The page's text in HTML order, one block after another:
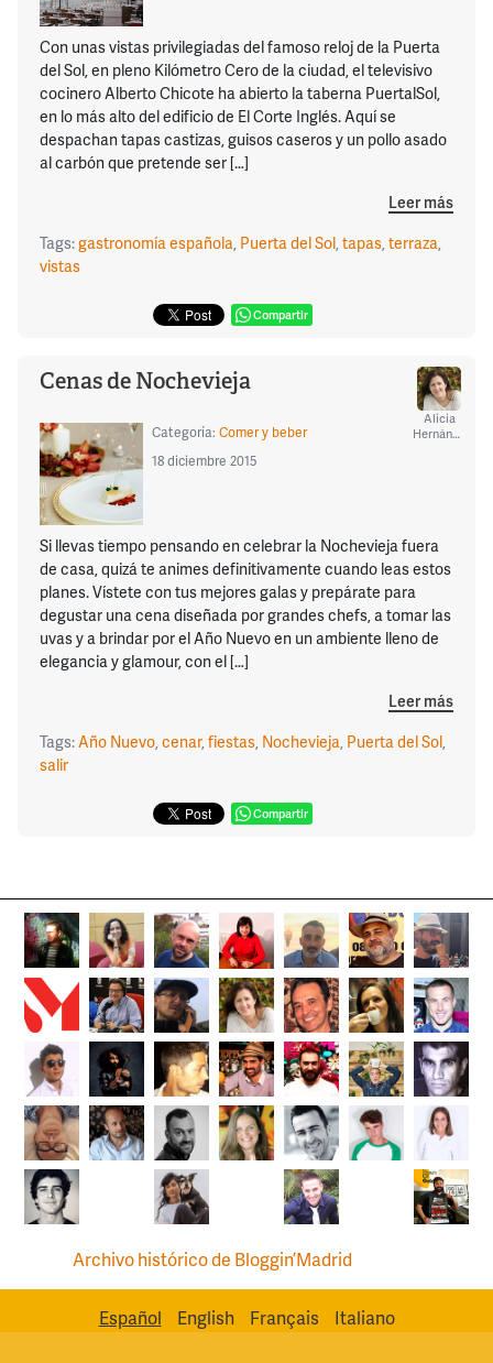
Con unas vistas privilegiadas del famoso reloj de la Puerta
del Sol, en pleno Kilómetro Cero de la ciudad, el televisivo
cocinero Alberto Chicote ha abierto la taberna PuertalSol,
en lo más alto del edificio de El Corte Inglés. Aquí se
despachan tapas castizas, guisos caseros y un pollo asado
al carbón que pretende ser […]
Leer más
Tags:gastronomía española Puerta del Sol tapas terraza
vistas
Compartir
Cenas de Nochevieja
Alicia
Hernández
Categoría: Comer y beber
18 diciembre 2015
Si llevas tiempo pensando en celebrar la Nochevieja fuera
de casa, quizá te animes definitivamente cuando leas estos
planes. Vístete con tus mejores galas y prepárate para
degustar una cena diseñada por grandes chefs, a tomar las
uvas y a brindar por el Año Nuevo en un ambiente lleno de
elegancia y glamour, con el […]
Leer más
Tags: Año Nuevo cenar, fiestas Nochevieja Puerta del Sol
salir
Compartir
Archivo histórico de Bloggin’Madrid
Español English Français Italiano